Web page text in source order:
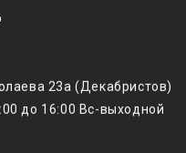
23а (Декабристов)
до 16:00 Вс-выходной